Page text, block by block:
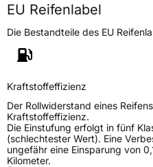
EU Reifenlabel
Die Bestandteile des EU
Kraftstoffeffizienz
Der Rollwiderstand eines
Kraftstoffeffizienz.
Die Einstufung erfolgt in fünf
(schlechtester Wert). Eine
ungefähr eine Einsparung von
Kilometer.